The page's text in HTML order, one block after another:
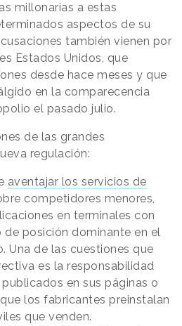
millonarias a estas
aspectos de su
también vienen por
Estados Unidos, que
desde hace meses y que
en la comparecencia
el pasado julio.
de las grandes
regulación:
aventajar los servicios de
competidores menores,
en terminales con
posición dominante en el
Una de las cuestiones que
es la responsabilidad
en sus páginas o
los fabricantes preinstalan
que venden.